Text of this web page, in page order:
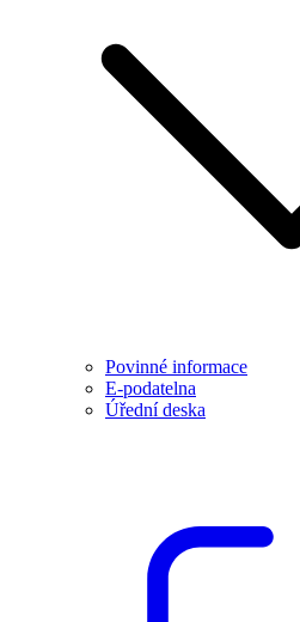
Povinné informace
E-podatelna
Úřední deska